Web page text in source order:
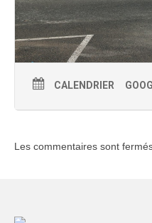
CALENDRIER
Les commentaires sont